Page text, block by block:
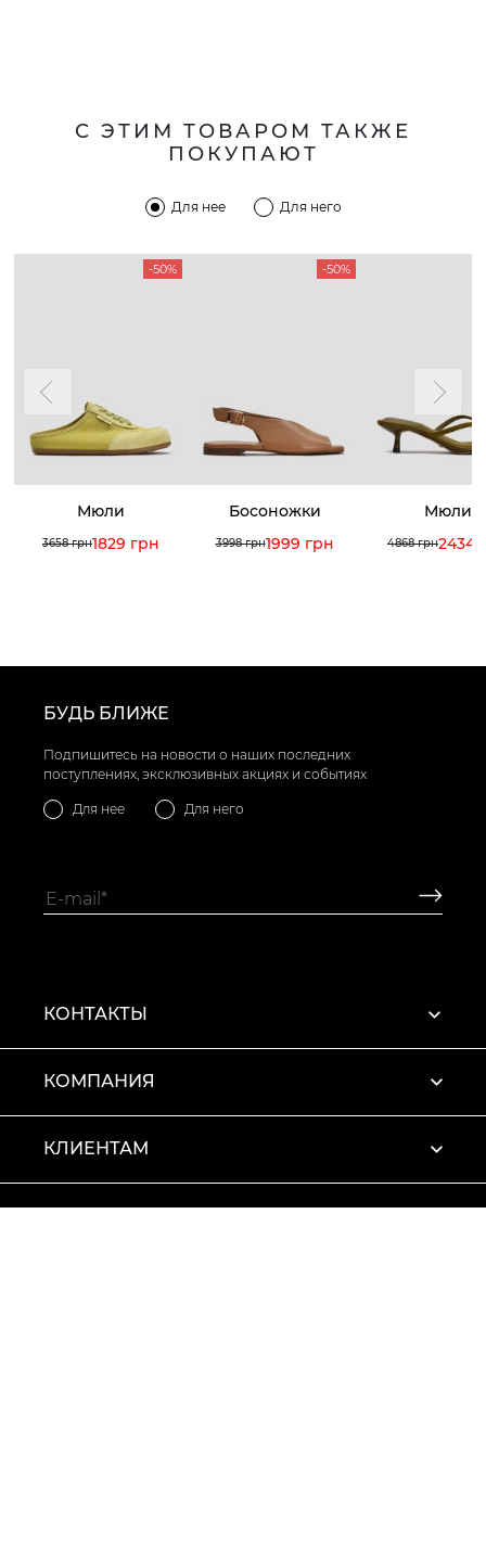
С ЭТИМ ТОВАРОМ ТАКЖЕ
ПОКУПАЮТ
Для нее Для него
-50%
Мюли
3658 грн1829 грн
-50%
Босоножки
3998 грн1999 грн
Мюли
4868 грн2434
БУДЬ БЛИЖЕ
Подпишитесь на новости о наших последних
поступлениях, эксклюзивных акциях и событиях
Для нее Для него
КОНТАКТЫ
КОМПАНИЯ
КЛИЕНТАМ